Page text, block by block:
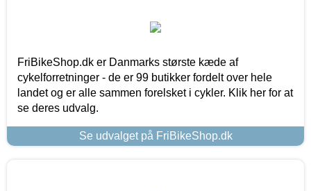
FriBikeShop.dk er Danmarks største kæde af
cykelforretninger - de er 99 butikker fordelt over hele
landet og er alle sammen forelsket i cykler. Klik her for at
se deres udvalg.
Se udvalget på FriBikeShop.dk